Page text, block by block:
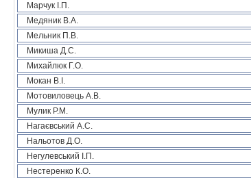
Марчук І.П.
Медяник В.А.
Мельник П.В.
Микиша Д.С.
Михайлюк Г.О.
Мокан В.І.
Мотовиловець А.В.
Мулик Р.М.
Нагаєвський А.С.
Нальотов Д.О.
Негулевський І.П.
Нестеренко К.О.